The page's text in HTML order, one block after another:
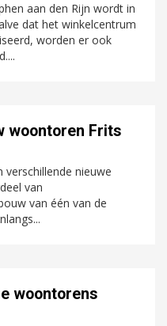
aan den Rijn wordt in
dat het winkelcentrum
worden er ook
woontoren Frits
verschillende nieuwe
van
van één van de
woontorens